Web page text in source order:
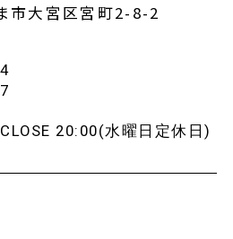
市大宮区宮町2-8-2
20:00(水曜日定休日)